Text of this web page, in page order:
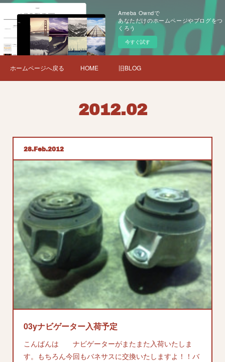
Ameba Owndで
あなただけのホームページやブログをつ
くろう
今すぐ試す
ホームページへ戻る HOME 旧BLOG
2012.02
28 Feb 2012
03yナビゲーター入荷予定
こんばんは ナビゲーターがまたまた入荷いたしま
す。もちろん今回もバネサスに交換いたしますよ！！バ